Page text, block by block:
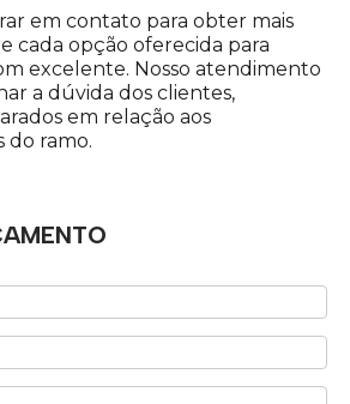
em contato para obter mais
cada opção oferecida para
excelente. Nosso atendimento
a dúvida dos clientes,
em relação aos
do ramo.